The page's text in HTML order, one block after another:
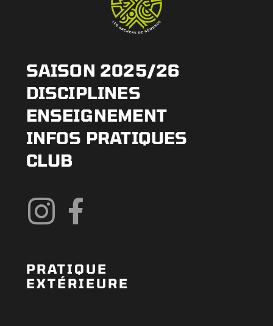
SAISON 2025/26
DISCIPLINES
ENSEIGNEMENT
INFOS PRATIQUES
CLUB
PRATIQUE
EXTÉRIEURE